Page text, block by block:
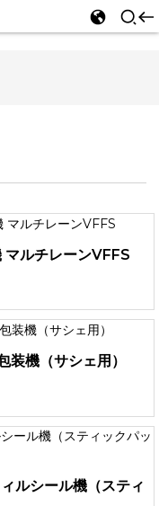
マルチレーンVFFS
装機（サシェ用）
ルシール機（スティ